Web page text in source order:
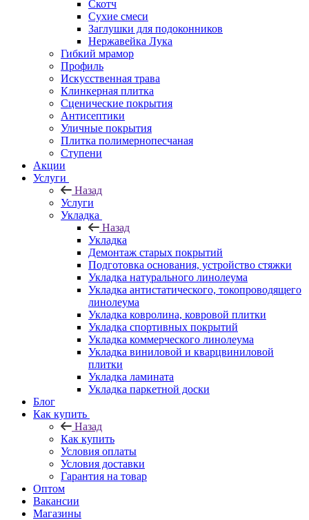
Скотч
Сухие смеси
Заглушки для подоконников
Нержавейка Лука
Гибкий мрамор
Профиль
Искусственная трава
Клинкерная плитка
Сценические покрытия
Антисептики
Уличные покрытия
Плитка полимернопесчаная
Ступени
Акции
Услуги
Назад
Услуги
Укладка
Назад
Укладка
Демонтаж старых покрытий
Подготовка основания, устройство стяжки
Укладка натурального линолеума
Укладка антистатического, токопроводящего
линолеума
Укладка ковролина, ковровой плитки
Укладка спортивных покрытий
Укладка коммерческого линолеума
Укладка виниловой и кварцвиниловой
плитки
Укладка ламината
Укладка паркетной доски
Блог
Как купить
Назад
Как купить
Условия оплаты
Условия доставки
Гарантия на товар
Оптом
Вакансии
Магазины